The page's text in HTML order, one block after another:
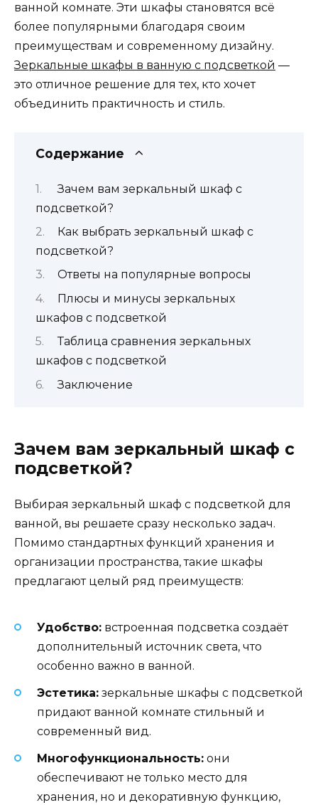
ванной комнате. Эти шкафы становятся всё
более популярными благодаря своим
преимуществам и современному дизайну.
Зеркальные шкафы в ванную с подсветкой —
это отличное решение для тех, кто хочет
объединить практичность и стиль.
Содержание
Зачем вам зеркальный шкаф с
подсветкой?
Как выбрать зеркальный шкаф с
подсветкой?
Ответы на популярные вопросы
Плюсы и минусы зеркальных
шкафов с подсветкой
Таблица сравнения зеркальных
шкафов с подсветкой
Заключение
Зачем вам зеркальный шкаф с
подсветкой?
Выбирая зеркальный шкаф с подсветкой для
ванной, вы решаете сразу несколько задач.
Помимо стандартных функций хранения и
организации пространства, такие шкафы
предлагают целый ряд преимуществ:
Удобство: встроенная подсветка создаёт
дополнительный источник света, что
особенно важно в ванной.
Эстетика: зеркальные шкафы с подсветкой
придают ванной комнате стильный и
современный вид.
Многофункциональность: они
обеспечивают не только место для
хранения, но и декоративную функцию,